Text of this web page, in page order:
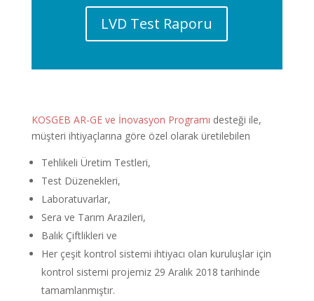
LVD Test Raporu
KOSGEB AR-GE ve İnovasyon Programı desteği ile,
müşteri ihtiyaçlarına göre özel olarak üretilebilen
Tehlikeli Üretim Testleri,
Test Düzenekleri,
Laboratuvarlar,
Sera ve Tarım Arazileri,
Balık Çiftlikleri ve
Her çeşit kontrol sistemi ihtiyacı olan kuruluşlar için
kontrol sistemi projemiz 29 Aralık 2018 tarihinde
tamamlanmıştır.